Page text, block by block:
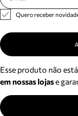
Quero receber
Esse produto não
em nossas lojase